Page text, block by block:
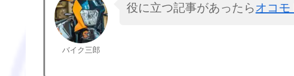
バイク三郎
役に立つ記事があったらオコモ